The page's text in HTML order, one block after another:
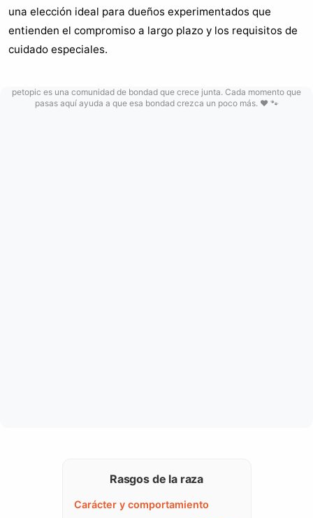
una elección ideal para dueños experimentados que
entienden el compromiso a largo plazo y los requisitos de
cuidado especiales.
petopic es una comunidad de bondad que crece junta. Cada momento que
pasas aquí ayuda a que esa bondad crezca un poco más. ❤️ 🐾
Rasgos de la raza
Carácter y comportamiento